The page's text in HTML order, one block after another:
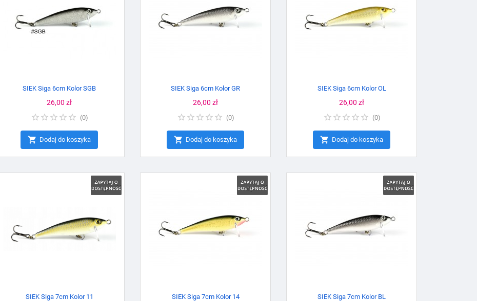
SIEK Siga 6cm Kolor SGB
Cena
26,00 zł
(0)
 Dodaj do koszyka
SIEK Siga 6cm Kolor GR
Cena
26,00 zł
(0)
 Dodaj do koszyka
SIEK Siga 6cm Kolor OL
Cena
26,00 zł
(0)
 Dodaj do koszyka
SIEK Siga 7cm Kolor 11 SIEK Siga 7cm Kolor 14 SIEK Siga 7cm Kolor BL